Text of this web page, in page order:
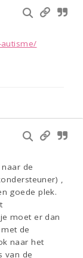
de
,
goede plek.
moet er dan
de
naar het
van de